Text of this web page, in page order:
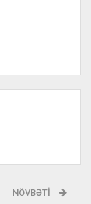
NÖVBƏTI